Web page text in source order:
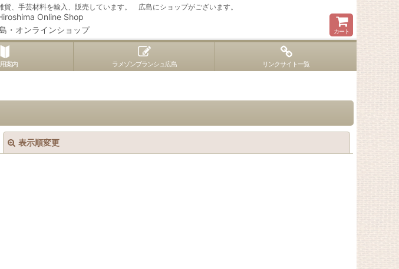
、手芸材料を輸入、販売しています。 広島にショップがございます。
Online Shop
・オンラインショップ
カート
案内 ラメゾンブランシュ広島 リンクサイト一覧
表示順変更